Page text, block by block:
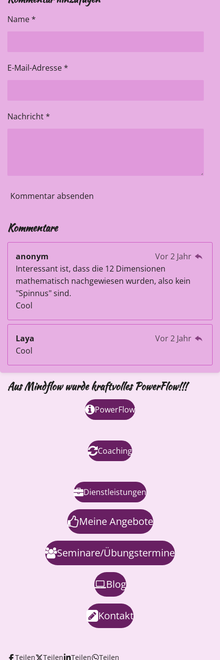
e
e
e
e
Name *
E-Mail-Adresse *
Nachricht *
Kommentar absenden
Kommentare
anonym
Vor 2 Jahr
Interessant ist, dass die 12 Dimensionen
mathematisch nachgewiesen wurden, also kein
"Spinnus" sind.
Cool
Laya
Vor 2 Jahr
Cool
Aus Mindflow wurde kraftvolles PowerFlow!!!
PowerFlow
Coaching
Dienstleistungen
Meine Angebote
Seminare/Übungstermine
Blog
Kontakt
Teilen Teilen Teilen Teilen